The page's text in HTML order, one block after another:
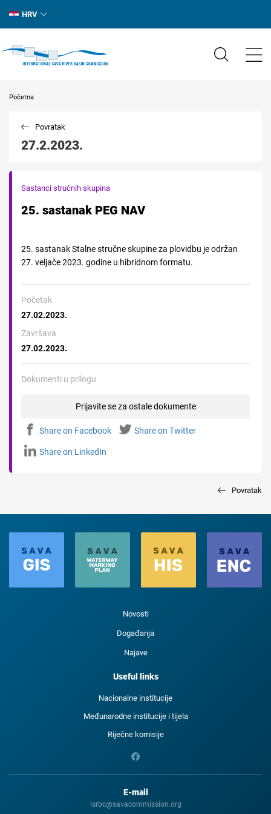
HRV
Početna
27.2.2023.
Povratak
Sastanci stručnih skupina
25. sastanak PEG NAV
25. sastanak Stalne stručne skupine za plovidbu je održan
27. veljače 2023. godine u hibridnom formatu.
Početak
27.02.2023.
Završava
27.02.2023.
Dokumenti u prilogu
Prijavite se za ostale dokumente
Share on Facebook Share on Twitter
Share on LinkedIn
Povratak
Novosti
Događanja
Najave
Useful links
Nacionalne institucije
Međunarodne institucije i tijela
Riječne komisije
E-mail
isrbc@savacommission.org